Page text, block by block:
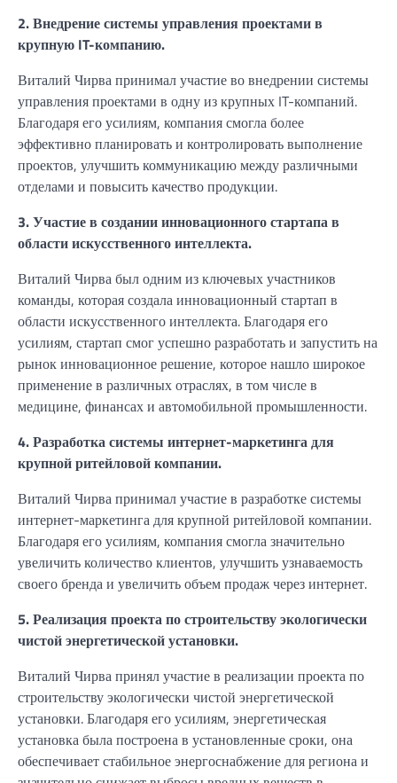
2. Внедрение системы управления проектами в
крупную IT-компанию.
Виталий Чирва принимал участие во внедрении системы
управления проектами в одну из крупных IT-компаний.
Благодаря его усилиям, компания смогла более
эффективно планировать и контролировать выполнение
проектов, улучшить коммуникацию между различными
отделами и повысить качество продукции.
3. Участие в создании инновационного стартапа в
области искусственного интеллекта.
Виталий Чирва был одним из ключевых участников
команды, которая создала инновационный стартап в
области искусственного интеллекта. Благодаря его
усилиям, стартап смог успешно разработать и запустить на
рынок инновационное решение, которое нашло широкое
применение в различных отраслях, в том числе в
медицине, финансах и автомобильной промышленности.
4. Разработка системы интернет-маркетинга для
крупной ритейловой компании.
Виталий Чирва принимал участие в разработке системы
интернет-маркетинга для крупной ритейловой компании.
Благодаря его усилиям, компания смогла значительно
увеличить количество клиентов, улучшить узнаваемость
своего бренда и увеличить объем продаж через интернет.
5. Реализация проекта по строительству экологически
чистой энергетической установки.
Виталий Чирва принял участие в реализации проекта по
строительству экологически чистой энергетической
установки. Благодаря его усилиям, энергетическая
установка была построена в установленные сроки, она
обеспечивает стабильное энергоснабжение для региона и